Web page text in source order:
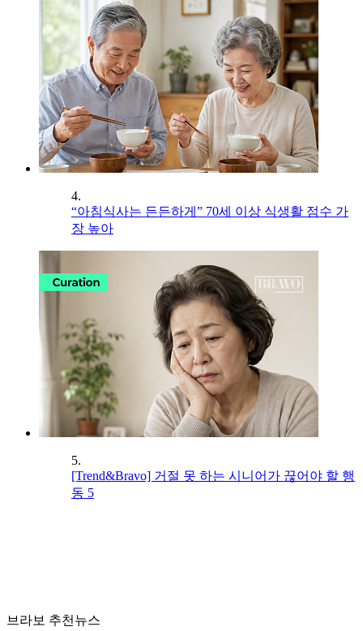
4.
“아침식사는 든든하게” 70세 이상 식생활 점수 가
장 높아
5.
[Trend&Bravo] 거절 못 하는 시니어가 끊어야 할 행
동 5
브라보 추천뉴스